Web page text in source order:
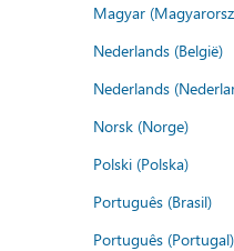
Magyar
Nederlands (België)
Nederlands
Norsk (Norge)
Polski (Polska)
Português (Brasil)
Português (Portugal)